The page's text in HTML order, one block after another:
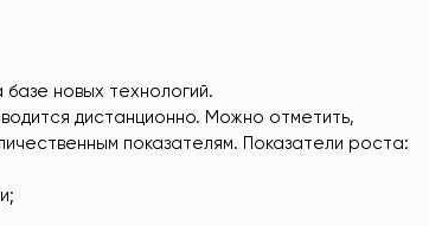
базе новых технологий.
дистанционно. Можно отметить,
показателям. Показатели роста: